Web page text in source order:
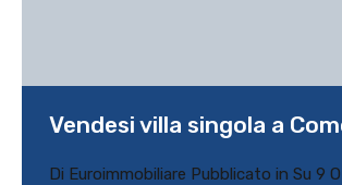
Vendesi villa singola a
Di Euroimmobiliare Pubblicato in Su 9